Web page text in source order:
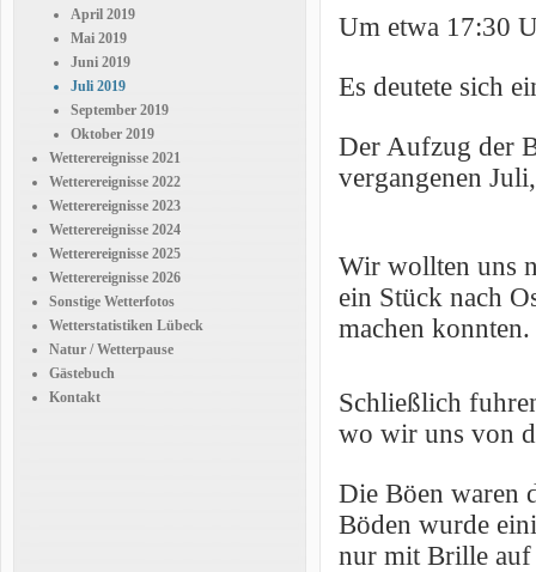
April 2019
Mai 2019
Juni 2019
Juli 2019
September 2019
Oktober 2019
Wetterereignisse 2021
Wetterereignisse 2022
Wetterereignisse 2023
Wetterereignisse 2024
Wetterereignisse 2025
Wetterereignisse 2026
Sonstige Wetterfotos
Wetterstatistiken Lübeck
Natur / Wetterpause
Gästebuch
Kontakt
Um etwa 17:30
Es deutete sich
Der Aufzug der
vergangenen
Wir wollten uns
ein Stück nach
machen konnten.
Schließlich
wo wir uns von
Die Böen waren
Böden wurde
nur mit Brille auf